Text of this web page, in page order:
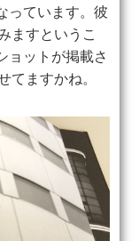
っています。彼
ますというこ
ョットが掲載さ
てますかね。